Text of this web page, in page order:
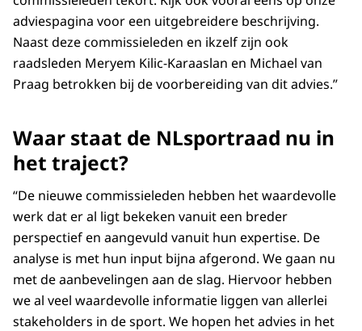
adviespagina voor een uitgebreidere beschrijving.
Naast deze commissieleden en ikzelf zijn ook
raadsleden Meryem Kilic-Karaaslan en Michael van
Praag betrokken bij de voorbereiding van dit advies.”
Waar staat de NLsportraad nu in
het traject?
“De nieuwe commissieleden hebben het waardevolle
werk dat er al ligt bekeken vanuit een breder
perspectief en aangevuld vanuit hun expertise. De
analyse is met hun input bijna afgerond. We gaan nu
met de aanbevelingen aan de slag. Hiervoor hebben
we al veel waardevolle informatie liggen van allerlei
stakeholders in de sport. We hopen het advies in het